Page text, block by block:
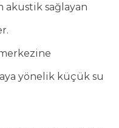
sağlayan
yönelik küçük su